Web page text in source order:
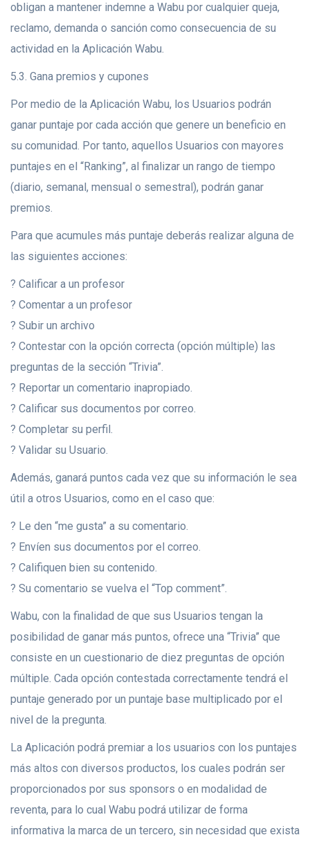
obligan a mantener indemne a Wabu por cualquier queja,
reclamo, demanda o sanción como consecuencia de su
actividad en la Aplicación Wabu.
5.3. Gana premios y cupones
Por medio de la Aplicación Wabu, los Usuarios podrán
ganar puntaje por cada acción que genere un beneficio en
su comunidad. Por tanto, aquellos Usuarios con mayores
puntajes en el “Ranking”, al finalizar un rango de tiempo
(diario, semanal, mensual o semestral), podrán ganar
premios.
Para que acumules más puntaje deberás realizar alguna de
las siguientes acciones:
? Calificar a un profesor
? Comentar a un profesor
? Subir un archivo
? Contestar con la opción correcta (opción múltiple) las
preguntas de la sección “Trivia”.
? Reportar un comentario inapropiado.
? Calificar sus documentos por correo.
? Completar su perfil.
? Validar su Usuario.
Además, ganará puntos cada vez que su información le sea
útil a otros Usuarios, como en el caso que:
? Le den “me gusta” a su comentario.
? Envíen sus documentos por el correo.
? Califiquen bien su contenido.
? Su comentario se vuelva el “Top comment”.
Wabu, con la finalidad de que sus Usuarios tengan la
posibilidad de ganar más puntos, ofrece una “Trivia” que
consiste en un cuestionario de diez preguntas de opción
múltiple. Cada opción contestada correctamente tendrá el
puntaje generado por un puntaje base multiplicado por el
nivel de la pregunta.
La Aplicación podrá premiar a los usuarios con los puntajes
más altos con diversos productos, los cuales podrán ser
proporcionados por sus sponsors o en modalidad de
reventa, para lo cual Wabu podrá utilizar de forma
informativa la marca de un tercero, sin necesidad que exista